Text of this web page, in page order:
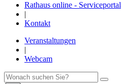
Rathaus online - Serviceportal
|
Kontakt
Veranstaltungen
|
Webcam